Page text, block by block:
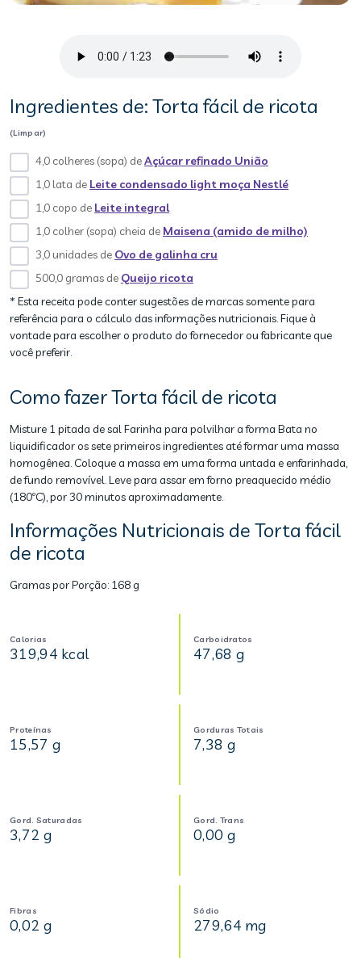
Ingredientes de: Torta fácil de ricota
(Limpar)
4,0 colheres (sopa) deAçúcar refinado União
1,0 lata de Leite condensado light moça Nestlé
1,0 copo de Leite integral
1,0 colher (sopa) cheia de Maisena (amido de milho)
3,0 unidades de Ovo de galinha cru
500,0 gramas de Queijo ricota
* Esta receita pode conter sugestões de marcas somente para
referência para o cálculo das informações nutricionais. Fique à
vontade para escolher o produto do fornecedor ou fabricante que
você preferir.
Como fazer Torta fácil de ricota
Misture 1 pitada de sal Farinha para polvilhar a forma Bata no
liquidificador os sete primeiros ingredientes até formar uma massa
homogênea. Coloque a massa em uma forma untada e enfarinhada,
de fundo removível. Leve para assar em forno preaquecido médio
(180ºC), por 30 minutos aproximadamente.
Informações Nutricionais de Torta fácil
de ricota
Gramas por Porção: 168 g
Calorias
319,94 kcal
Carboidratos
47,68 g
Proteínas
15,57 g
Gorduras Totais
7,38 g
Gord. Saturadas
3,72 g
Gord. Trans
0,00 g
Fibras
0,02 g
Sódio
279,64 mg